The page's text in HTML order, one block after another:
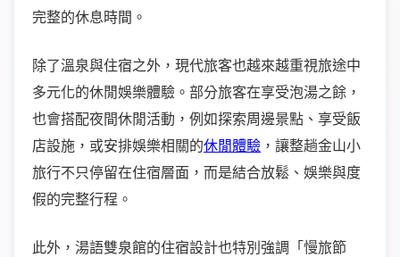
完整的休息時間。
除了溫泉與住宿之外，現代旅客也越來越重視旅途中
多元化的休閒娛樂體驗。部分旅客在享受泡湯之餘，
也會搭配夜間休閒活動，例如探索周邊景點、享受飯
店設施，或安排娛樂相關的休閒體驗 ，讓整趟金山小
旅行不只停留在住宿層面，而是結合放鬆、娛樂與度
假的完整行程。
此外，湯語雙泉館的住宿設計也特別強調「慢旅節